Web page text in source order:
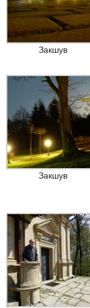
Закшув
Закшув